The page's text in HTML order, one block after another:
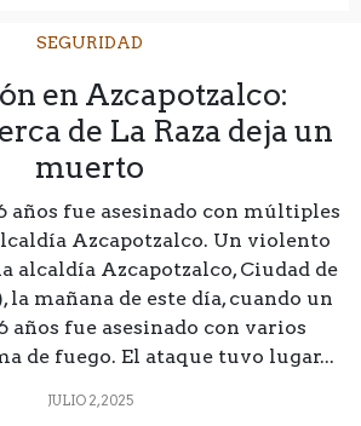
SEGURIDAD
en Azcapotzalco:
de La Raza deja un
muerto
años fue asesinado con múltiples
Azcapotzalco. Un violento
alcaldía Azcapotzalco, Ciudad de
la mañana de este día, cuando un
años fue asesinado con varios
de fuego. El ataque tuvo lugar...
JULIO 2, 2025